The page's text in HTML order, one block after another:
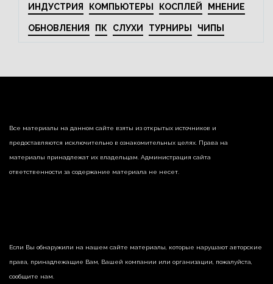
ИНДУСТРИЯ КОМПЬЮТЕРЫ КОСПЛЕЙ МНЕНИЕ
ОБНОВЛЕНИЯ ПК СЛУХИ ТУРНИРЫ ЧИПЫ
Все материалы на данном сайте взяты из открытых источников и
предоставляются исключительно в ознакомительных целях. Права на
материалы принадлежат их владельцам. Администрация сайта
ответственности за содержание материала не несет.
Если Вы обнаружили на нашем сайте материалы, которые нарушают авторские
права, принадлежащие Вам, Вашей компании или организации, пожалуйста,
сообщите нам.